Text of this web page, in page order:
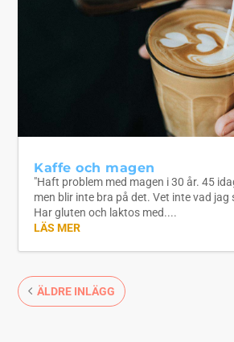
Kaffe och magen
"Haft problem med magen i 30 år. 45
men blir inte bra på det. Vet inte vad jag
Har gluten och laktos med....
LÄS MER
ÄLDRE INLÄGG